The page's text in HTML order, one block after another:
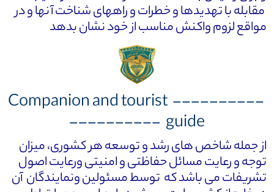
مقابله با تهدیدها و خطرات و راههای شناخت آنها و در
مواقع لزوم واکنش مناسب از خود نشان بدهد
---------- Companion and tourist
guide ----------
از جمله شاخص های رشد و توسعه هر کشوری، میزان
توجه و رعایت مسائل حفاظتی و امنیتی ورعایت اصول
تشریفات می باشد که توسط مسئولین ونمایندگان آن